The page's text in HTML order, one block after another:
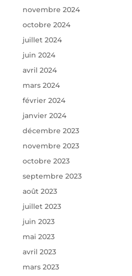
novembre 2024
octobre 2024
juillet 2024
juin 2024
avril 2024
mars 2024
février 2024
janvier 2024
décembre 2023
novembre 2023
octobre 2023
septembre 2023
août 2023
juillet 2023
juin 2023
mai 2023
avril 2023
mars 2023